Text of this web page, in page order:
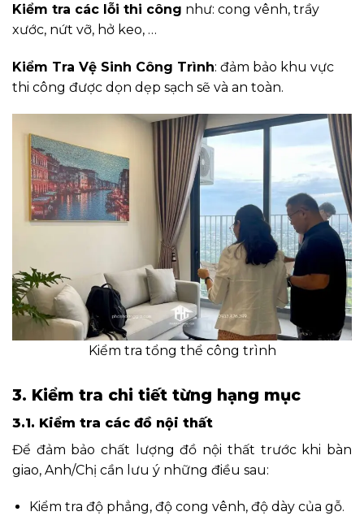
Kiểm tra các lỗi thi công như: cong vênh, trầy
xước, nứt vỡ, hở keo, …
Kiểm Tra Vệ Sinh Công Trình: đảm bảo khu vực
thi công được dọn dẹp sạch sẽ và an toàn.
Kiểm tra tổng thể công trình
3. Kiểm tra chi tiết từng hạng mục
3.1. Kiểm tra các đồ nội thất
Để đảm bảo chất lượng đồ nội thất trước khi bàn
giao, Anh/Chị cần lưu ý những điều sau:
Kiểm tra độ phẳng, độ cong vênh, độ dày của gỗ.